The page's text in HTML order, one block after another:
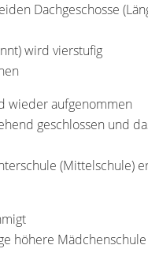
Dachgeschosse
wird vierstufig
wieder aufgenommen
geschlossen und
(Mittelschule)
höhere